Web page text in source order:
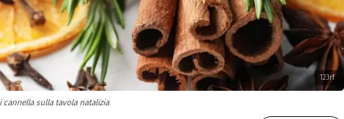
123rf
cannella sulla tavola natalizia